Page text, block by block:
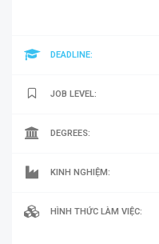
DEADLINE:
JOB LEVEL:
DEGREES:
KINH NGHIỆM:
HÌNH THỨC LÀM VIỆC: